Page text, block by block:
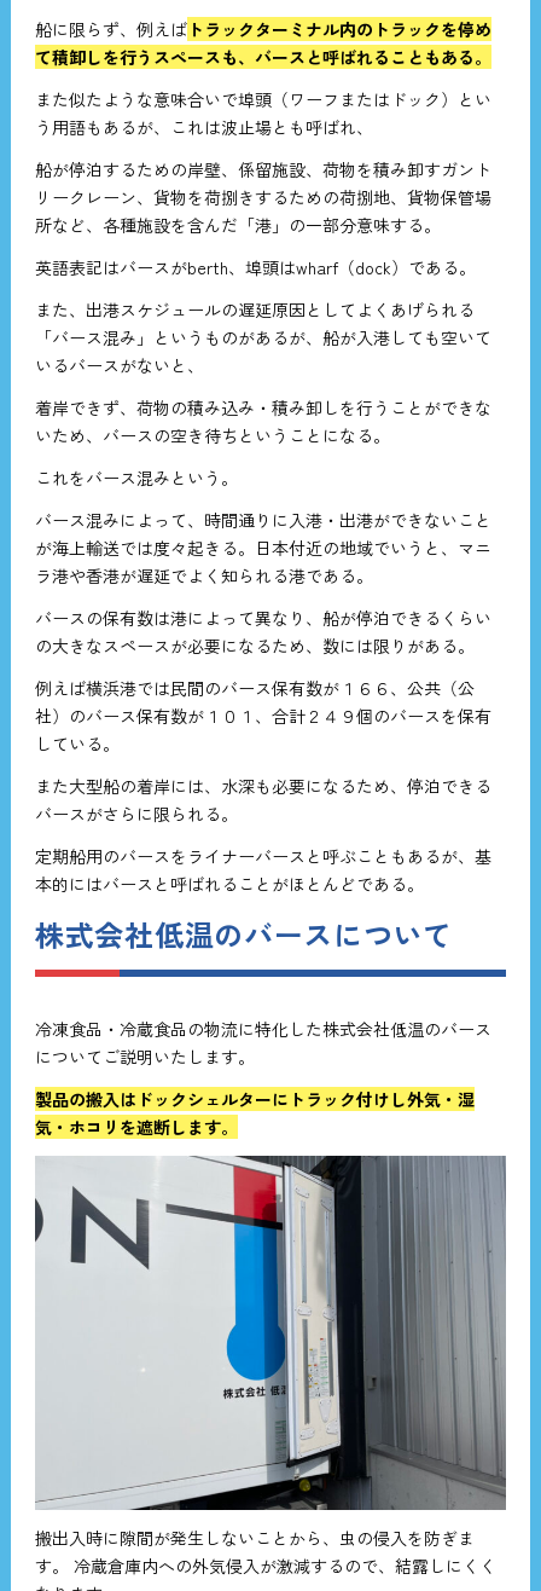
船に限らず、例えばトラックターミナル内のトラックを停め
て積卸しを行うスペースも、バースと呼ばれることもある。
また似たような意味合いで埠頭（ワーフまたはドック）とい
う用語もあるが、これは波止場とも呼ばれ、
船が停泊するための岸壁、係留施設、荷物を積み卸すガント
リークレーン、貨物を荷捌きするための荷捌地、貨物保管場
所など、各種施設を含んだ「港」の一部分意味する。
英語表記はバースがberth、埠頭はwharf（dock）である。
また、出港スケジュールの遅延原因としてよくあげられる
「バース混み」というものがあるが、船が入港しても空いて
いるバースがないと、
着岸できず、荷物の積み込み・積み卸しを行うことができな
いため、バースの空き待ちということになる。
これをバース混みという。
バース混みによって、時間通りに入港・出港ができないこと
が海上輸送では度々起きる。日本付近の地域でいうと、マニ
ラ港や香港が遅延でよく知られる港である。
バースの保有数は港によって異なり、船が停泊できるくらい
の大きなスペースが必要になるため、数には限りがある。
例えば横浜港では民間のバース保有数が１６６、公共（公
社）のバース保有数が１０１、合計２４９個のバースを保有
している。
また大型船の着岸には、水深も必要になるため、停泊できる
バースがさらに限られる。
定期船用のバースをライナーバースと呼ぶこともあるが、基
本的にはバースと呼ばれることがほとんどである。
株式会社低温のバースについて
冷凍食品・冷蔵食品の物流に特化した株式会社低温のバース
についてご説明いたします。
製品の搬入はドックシェルターにトラック付けし外気・湿
気・ホコリを遮断します。
搬出入時に隙間が発生しないことから、虫の侵入を防ぎま
す。 冷蔵倉庫内への外気侵入が激減するので、結露しにくく